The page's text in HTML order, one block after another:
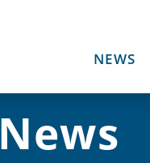
NEWS
News